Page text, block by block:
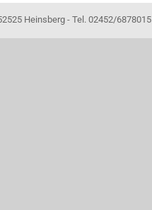
- Tel. 02452/6878015